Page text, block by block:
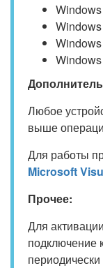
Windows
Любое
выше
Для работы
Microsoft
Прочее:
Для
подключение